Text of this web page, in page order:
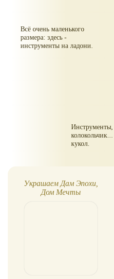
Всё очень маленького
размера: здесь -
инструменты на ладони.
Инструменты,
кукол.
Украшаем Дам Эпохи,
Дом Мечты